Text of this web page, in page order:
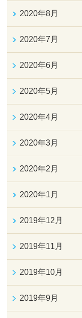
2020年8月
2020年7月
2020年6月
2020年5月
2020年4月
2020年3月
2020年2月
2020年1月
2019年12月
2019年11月
2019年10月
2019年9月